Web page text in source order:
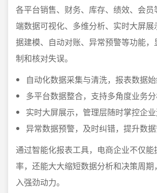
各平台销售、财务、库存、绩效、会员
端数据可视化、多维分析、实时大屏
据建模、自动对账、异常预警等功能，
制和核对失误。
自动化数据采集与清洗，报表数据始
多平台数据整合，支持多角度业务分
实时大屏展示，管理层随时掌控企业
异常数据预警，及时纠错，提升数据
通过智能化报表工具，电商企业不仅能
率，还能大大缩短数据分析和决策周期
入强劲动力。